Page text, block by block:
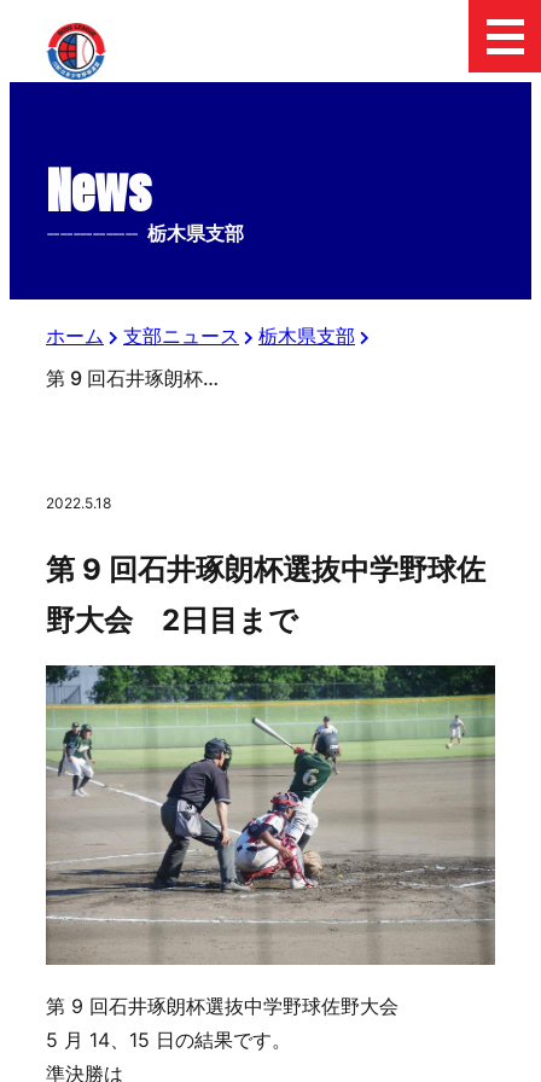
News
-------------- 栃木県支部
ホーム 支部ニュース
栃木県支部
第 9 回石井琢朗杯選抜中学野球佐野大会 2日目まで
2022.5.18
第 9 回石井琢朗杯選抜中学野球佐
野大会 2日目まで
第 9 回石井琢朗杯選抜中学野球佐野大会
5 月 14、15 日の結果です。
準決勝は